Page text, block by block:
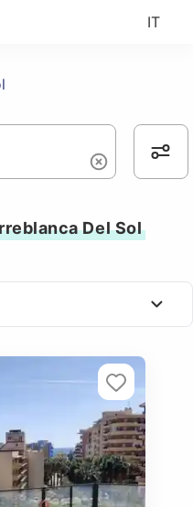
IT
Del Sol